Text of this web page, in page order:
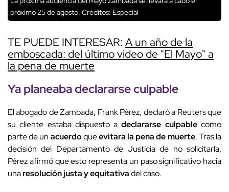
próximo 25 de agosto. Créditos: Especial
TE PUEDE INTERESAR: A un año de la
emboscada: del último video de "El Mayo" a
la pena de muerte
Ya planeabadeclararse culpable
El abogado de Zambada, Frank Pérez, declaró a Reuters que
su cliente estaba dispuesto adeclararse culpablecomo
parte de un acuerdoqueevitara la pena de muerte. Tras la
decisión del Departamento de Justicia de no solicitarla,
Pérez afirmó que esto representa un paso significativo hacia
unaresolución justa y equitativadel caso.